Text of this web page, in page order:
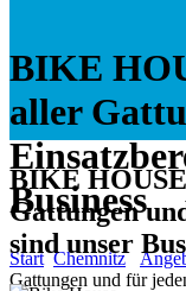
BIKE
aller
Business
Start Chemnitz
Gattungen und für
BIKE
Gattungen
sind unser